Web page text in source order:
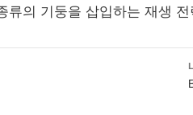
류의 기둥을 삽입하는 재생 전